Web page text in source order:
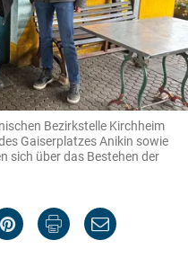
Bezirkstelle Kirchheim
Gaiserplatzes Anikin sowie
sich über das Bestehen der